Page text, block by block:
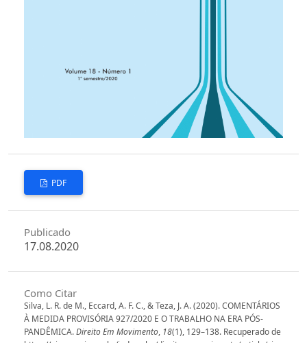
PDF
Publicado
17.08.2020
Como Citar
Silva, L. R. de M., Eccard, A. F. C., & Teza, J. A. (2020). COMENTÁRIOS
À MEDIDA PROVISÓRIA 927/2020 E O TRABALHO NA ERA PÓS-
PANDÊMICA.Direito Em Movimento, 18(1), 129–138. Recuperado de